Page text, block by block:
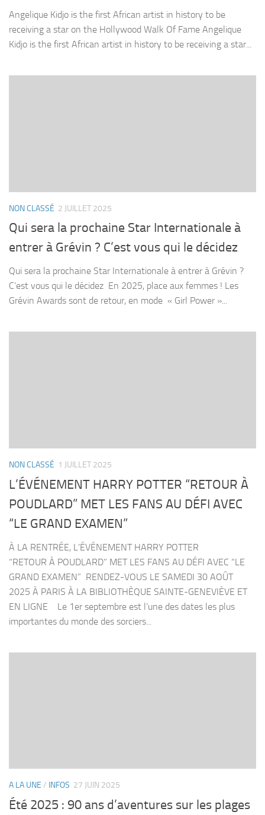
Angelique Kidjo is the first African artist in history to be
receiving a star on the Hollywood Walk Of Fame Angelique
Kidjo is the first African artist in history to be receiving a star...
NON CLASSÉ 2 JUILLET 2025
Qui sera la prochaine Star Internationale à
entrer à Grévin ? C’est vous qui le décidez
Qui sera la prochaine Star Internationale à entrer à Grévin ?
C’est vous qui le décidez En 2025, place aux femmes ! Les
Grévin Awards sont de retour, en mode « Girl Power »...
NON CLASSÉ 1 JUILLET 2025
L’ÉVÉNEMENT HARRY POTTER “RETOUR À
POUDLARD” MET LES FANS AU DÉFI AVEC
“LE GRAND EXAMEN”
À LA RENTRÉE, L’ÉVÉNEMENT HARRY POTTER
“RETOUR À POUDLARD” MET LES FANS AU DÉFI AVEC “LE
GRAND EXAMEN” RENDEZ-VOUS LE SAMEDI 30 AOÛT
2025 À PARIS À LA BIBLIOTHÈQUE SAINTE-GENEVIÈVE ET
EN LIGNE Le 1er septembre est l’une des dates les plus
importantes du monde des sorciers...
A LA UNE / INFOS 27 JUIN 2025
Été 2025 : 90 ans d’aventures sur les plages